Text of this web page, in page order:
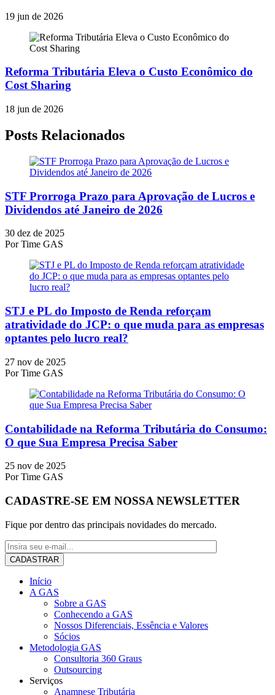
19 jun de 2026
Reforma Tributária Eleva o Custo Econômico do
Cost Sharing
18 jun de 2026
Posts Relacionados
STF Prorroga Prazo para Aprovação de Lucros e
Dividendos até Janeiro de 2026
30 dez de 2025
PorTime GAS
STJ e PL do Imposto de Renda reforçam
atratividade do JCP: o que muda para as empresas
optantes pelo lucro real?
27 nov de 2025
PorTime GAS
Contabilidade na Reforma Tributária do Consumo:
O que Sua Empresa Precisa Saber
25 nov de 2025
PorTime GAS
CADASTRE-SE EM NOSSA NEWSLETTER
Fique por dentro das principais novidades do mercado.
Início
A GAS
Sobre a GAS
Conhecendo a GAS
Nossos Diferenciais, Essência e Valores
Sócios
Metodologia GAS
Consultoria 360 Graus
Outsourcing
Serviços
Anamnese Tributária